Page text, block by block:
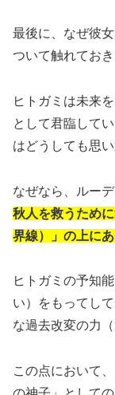
最後に、なぜ彼
ついて触れておき
ヒトガミは未来
として君臨して
はどうしても思
なぜなら、ルー
秋人を救うため
界線）」の上に
ヒトガミの予知
い）をもってし
な過去改変の力
この点において